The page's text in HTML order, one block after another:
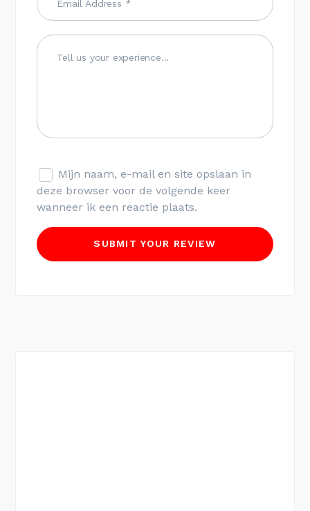
Mijn naam, e-mail en site opslaan in
deze browser voor de volgende keer
wanneer ik een reactie plaats.